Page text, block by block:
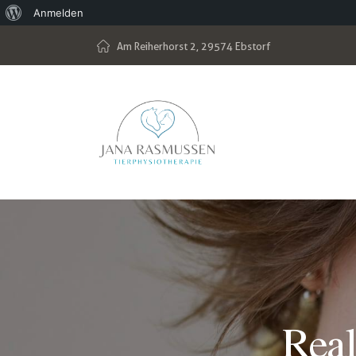
Anmelden
Am Reiherhorst 2, 29574 Ebstorf